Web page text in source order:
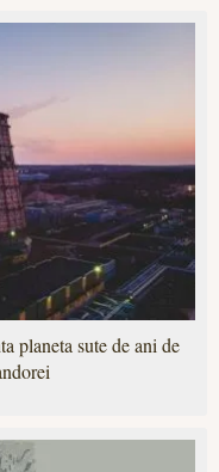
planeta sute de ani de